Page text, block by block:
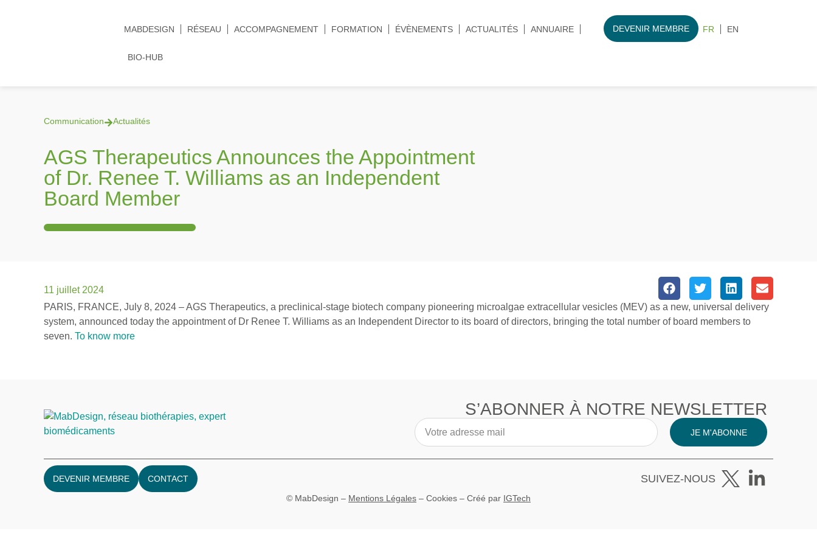
MABDESIGN RÉSEAU ACCOMPAGNEMENT FORMATION ÉVÈNEMENTS ACTUALITÉS ANNUAIRE
BIO-HUB
DEVENIR MEMBRE FR EN
Communication Actualités
AGS Therapeutics Announces the Appointment
of Dr. Renee T. Williams as an Independent
Board Member
11 juillet 2024
PARIS, FRANCE, July 8, 2024 – AGS Therapeutics, a preclinical-stage biotech company pioneering microalgae extracellular vesicles (MEV) as a new, universal delivery
system, announced today the appointment of Dr Renee T. Williams as an Independent Director to its board of directors, bringing the total number of board members to
seven. To know more
S’ABONNER À NOTRE NEWSLETTER
JE M'ABONNE
DEVENIR MEMBRE CONTACT SUIVEZ-NOUS
© MabDesign – Mentions Légales – Cookies – Créé par IGTech